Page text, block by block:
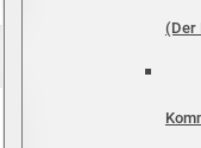
(Der